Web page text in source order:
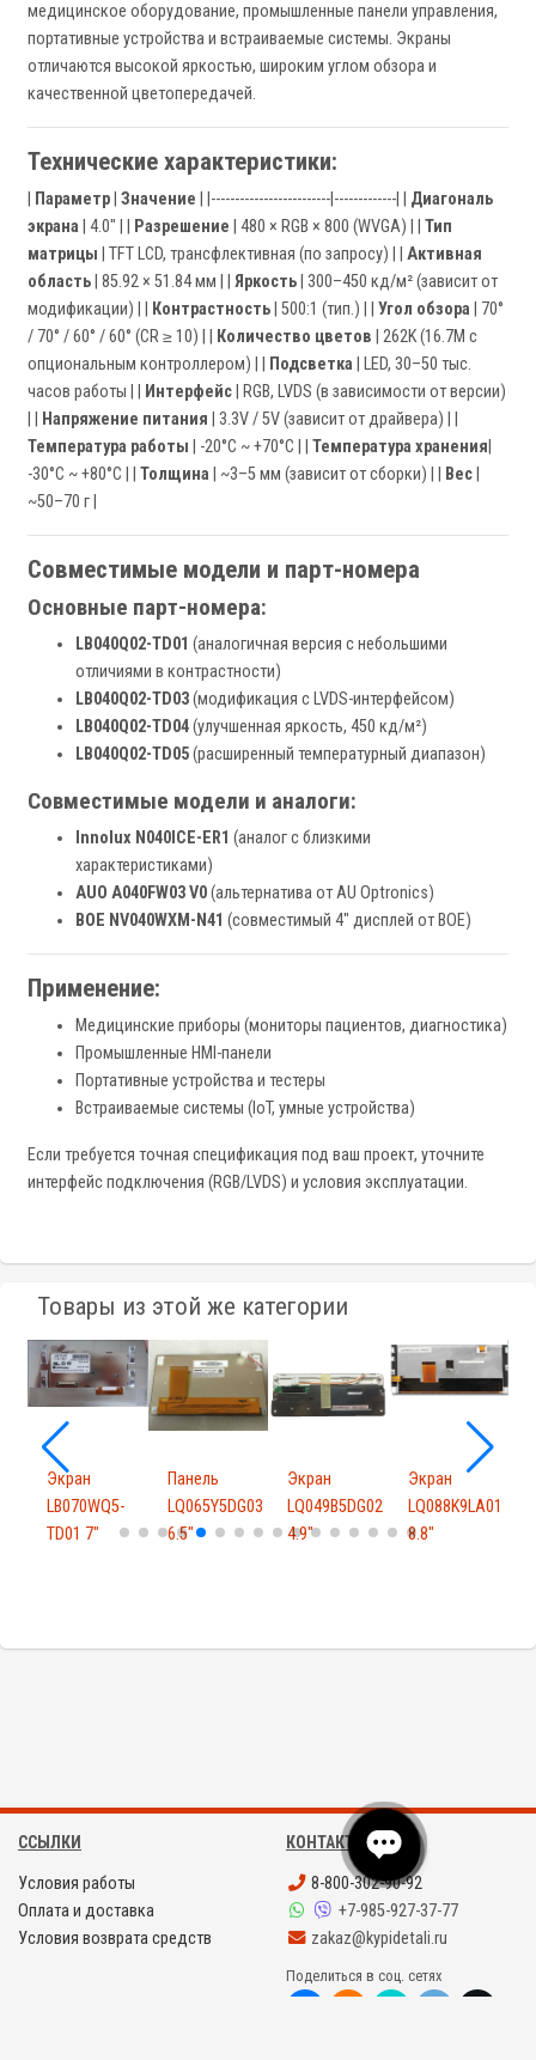
медицинское оборудование, промышленные панели управления,
портативные устройства и встраиваемые системы. Экраны
отличаются высокой яркостью, широким углом обзора и
качественной цветопередачей.
Технические характеристики:
Параметр Значение | |-------------------------|-------------| | Диагональ
экрана | 4.0" | | Разрешение | 480 × RGB × 800 (WVGA) | | Тип
матрицы | TFT LCD, трансфлективная (по запросу) | | Активная
область | 85.92 × 51.84 мм | | Яркость | 300–450 кд/м² (зависит от
модификации) | |
Контрастность | 500:1 (тип.) | | Угол обзора | 70°
/ 70° / 60° / 60° (CR ≥ 10) | |
Количество цветов | 262K (16.7M с
опциональным контроллером) | |
Подсветка | LED, 30–50 тыс.
часов работы | |
Интерфейс | RGB, LVDS (в зависимости от версии)
Напряжение питания | 3.3V / 5V (зависит от драйвера) | |
Температура работы | -20°C ~ +70°C | | Температура хранения
-30°C ~ +80°C | | Толщина | ~3–5 мм (зависит от сборки) | | Вес
~50–70 г |
Совместимые модели и парт-номера
Основные парт-номера:
LB040Q02-TD01 (аналогичная версия с небольшими
отличиями в контрастности)
LB040Q02-TD03(модификация с LVDS-интерфейсом)
LB040Q02-TD04(улучшенная яркость, 450 кд/м²)
LB040Q02-TD05(расширенный температурный диапазон)
Совместимые модели и аналоги:
Innolux N040ICE-ER1 (аналог с близкими
характеристиками)
AUO A040FW03 V0(альтернатива от AU Optronics)
BOE NV040WXM-N41 (совместимый 4" дисплей от BOE)
Применение:
Медицинские приборы (мониторы пациентов, диагностика)
Промышленные HMI-панели
Портативные устройства и тестеры
Встраиваемые системы (IoT, умные устройства)
Если требуется точная спецификация под ваш проект, уточните
интерфейс подключения (RGB/LVDS) и условия эксплуатации.
Товары из этой же категории
Экран
LB070WQ5-
TD01 7"
Панель
LQ065Y5DG03
6.5"
Экран
LQ049B5DG02
4.9"
Экран
LQ088K9LA01
8.8"
ССЫЛКИ
Условия работы
Оплата и доставка
Условия возврата средств
КОНТАКТЫ
8-800-302-90-92
+7-985-927-37-77
zakaz@kypidetali.ru
Поделиться в соц. сетях